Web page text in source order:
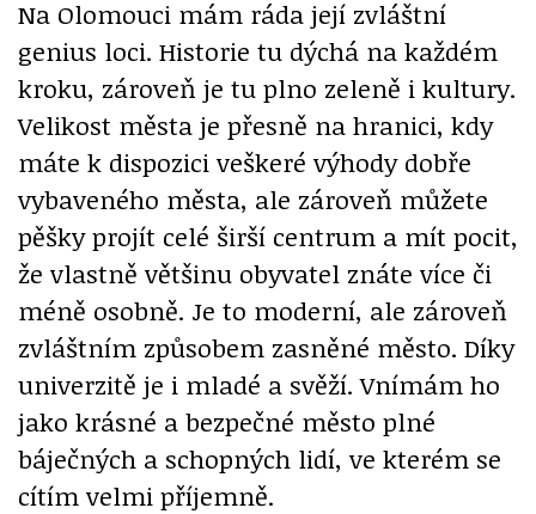
Na Olomouci mám ráda její zvláštní
genius loci. Historie tu dýchá na každém
kroku, zároveň je tu plno zeleně i kultury.
Velikost města je přesně na hranici, kdy
máte k dispozici veškeré výhody dobře
vybaveného města, ale zároveň můžete
pěšky projít celé širší centrum a mít pocit,
že vlastně většinu obyvatel znáte více či
méně osobně. Je to moderní, ale zároveň
zvláštním způsobem zasněné město. Díky
univerzitě je i mladé a svěží. Vnímám ho
jako krásné a bezpečné město plné
báječných a schopných lidí, ve kterém se
cítím velmi příjemně.